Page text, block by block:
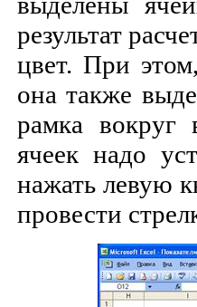
результат
цвет. При
она также
рамка вокруг
ячеек надо
нажать левую
провести